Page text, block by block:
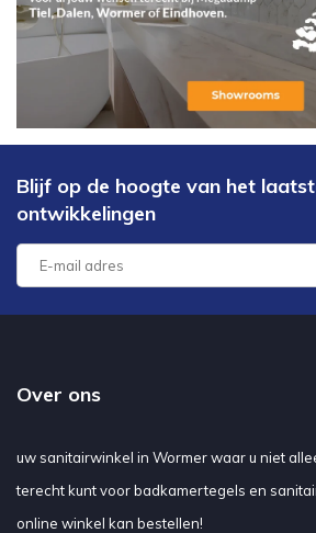
Blijf op de hoogte van het
ontwikkelingen
Over ons
uw sanitairwinkel in Wormer waar u niet
terecht kunt voor badkamertegels en
online winkel kan bestellen!